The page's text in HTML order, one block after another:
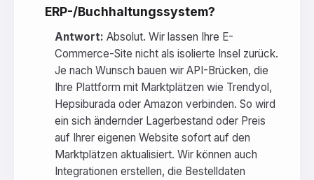
ERP-/Buchhaltungssystem?
Antwort: Absolut. Wir lassen Ihre E-
Commerce-Site nicht als isolierte Insel zurück.
Je nach Wunsch bauen wir API-Brücken, die
Ihre Plattform mit Marktplätzen wie Trendyol,
Hepsiburada oder Amazon verbinden. So wird
ein sich ändernder Lagerbestand oder Preis
auf Ihrer eigenen Website sofort auf den
Marktplätzen aktualisiert. Wir können auch
Integrationen erstellen, die Bestelldaten